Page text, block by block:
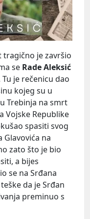
tragično je završio
se Rade Aleksić
Tu je rečenicu dao
kojeg su u
Trebinja na smrt
Vojske Republike
spasiti svog
Glavovića na
zato što je bio
a bijes
se na Srđana
da je Srđan
preminuo s